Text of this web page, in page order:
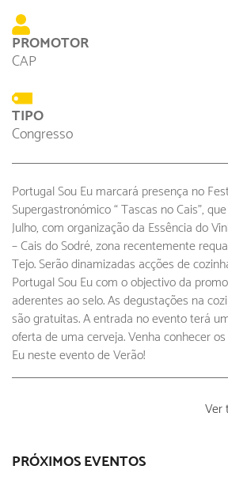
PROMOTOR
CAP
TIPO
Congresso
Portugal Sou Eu marcará presença no
Supergastronómico “ Tascas no Cais”,
Julho, com organização da Essência do
– Cais do Sodré, zona recentemente
Tejo. Serão dinamizadas acções de
Portugal Sou Eu com o objectivo da
aderentes ao selo. As degustações na
são gratuitas. A entrada no evento terá
oferta de uma cerveja. Venha conhecer
Eu neste evento de Verão!
Ver
PRÓXIMOS EVENTOS